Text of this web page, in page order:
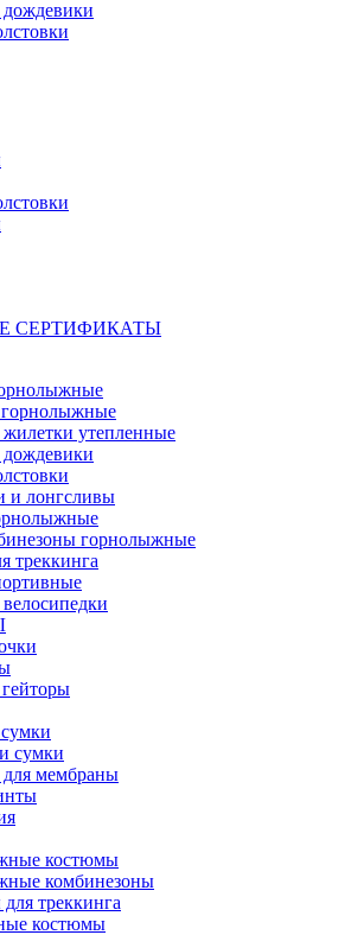
СЕРТИФИКАТЫ
утепленные
и лонгсливы
горнолыжные
треккинга
сумки
для мембраны
костюмы
комбинезоны
треккинга
костюмы